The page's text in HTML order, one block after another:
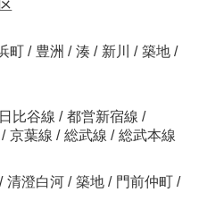
町 / 豊洲 / 湊 / 新川 / 築地 /
日比谷線 / 都営新宿線 /
/ 京葉線 / 総武線 / 総武本線
/ 清澄白河 / 築地 / 門前仲町 /